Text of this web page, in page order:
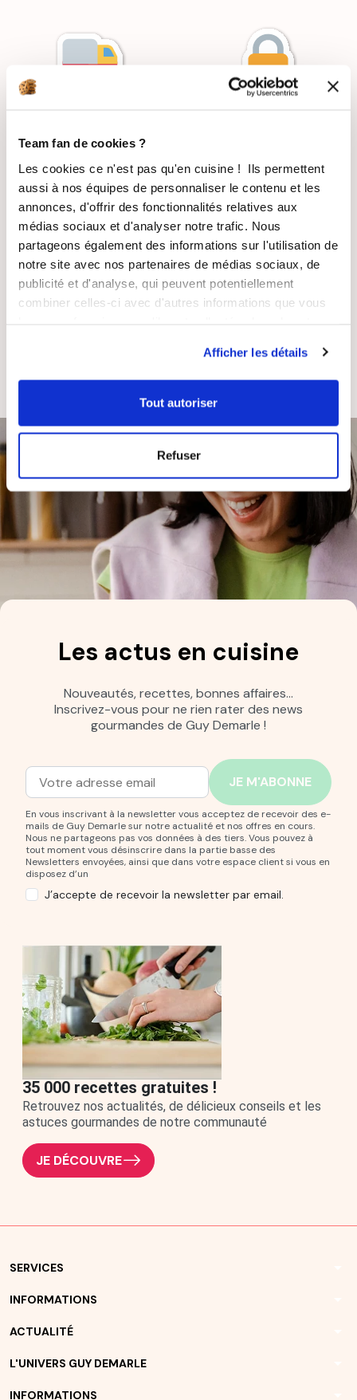
Team fan de cookies ?
Les cookies ce n'est pas qu'en cuisine ! Ils permettent
aussi à nos équipes de personnaliser le contenu et les
annonces, d'offrir des fonctionnalités relatives aux
médias sociaux et d'analyser notre trafic. Nous
partageons également des informations sur l'utilisation de
notre site avec nos partenaires de médias sociaux, de
publicité et d'analyse, qui peuvent potentiellement
combiner celles-ci avec d'autres informations que vous
Afficher les détails
Tout autoriser
Refuser
RECETTES
GRATUITES
SATISFAIT OU
REMBOURSÉ
ENTREPRISE
Les actus en cuisine
Nouveautés, recettes, bonnes affaires…
Inscrivez-vous pour ne rien rater des news
gourmandes de Guy Demarle !
Adresse mail
Entrez votre adresse mail pour vous abonner à notre
En vous inscrivant à la newsletter vous acceptez de recevoir des e-
mails de Guy Demarle sur notre actualité et nos offres en cours.
Nous ne partageons pas vos données à des tiers. Vous pouvez à
tout moment vous désinscrire dans la partie basse des
Newsletters envoyées, ainsi que dans votre espace client si vous en
disposez d’un
J’accepte de recevoir la newsletter par email.
35 000 recettes gratuites !
Retrouvez nos actualités, de délicieux conseils et les
astuces gourmandes de notre communauté
JE DÉCOUVRE
SERVICES
INFORMATIONS
ACTUALITÉ
L'UNIVERS GUY DEMARLE
INFORMATIONS